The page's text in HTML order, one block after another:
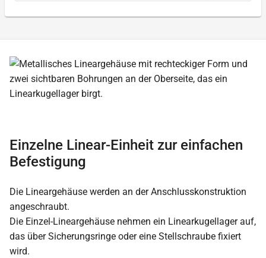
Einzelne Linear-Einheit zur einfachen
Befestigung
Die Lineargehäuse werden an der Anschlusskonstruktion
angeschraubt.
Die Einzel-Lineargehäuse nehmen ein Linearkugellager auf,
das über Sicherungsringe oder eine Stellschraube fixiert
wird.